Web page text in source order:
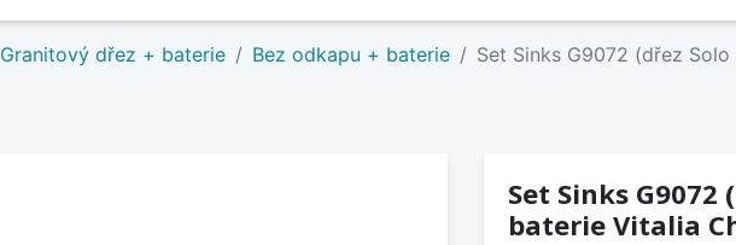
Granitový dřez + baterie Bez odkapu + baterie Set Sinks G9072 (dřez
Set Sinks G9072
baterie Vitalia